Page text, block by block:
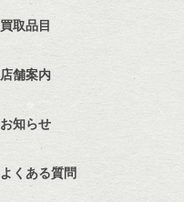
買取品目
店舗案内
お知らせ
よくある質問